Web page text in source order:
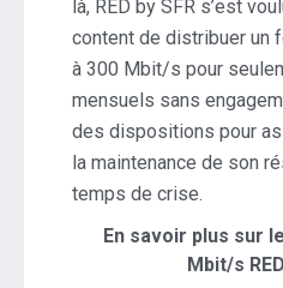
là, RED by SFR s’est
content de distribuer un
à 300 Mbit/s pour
mensuels sans
des dispositions pour
la maintenance de son
temps de crise.
En savoir plus sur
Mbit/s